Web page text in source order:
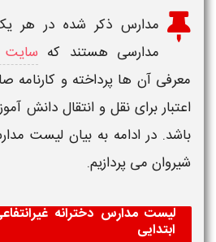
مدارس ذکر شده در هر
مدارسی هستند که
معرفی آن ها پرداخته و کارنامه
اعتبار برای نقل و انتقال دانش
باشد. در ادامه به بیان لیست
شیروان می پردازیم.
لیست مدارس دخترانه
ابتدایی